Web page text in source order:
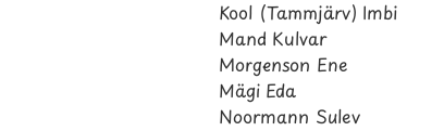
Kool (Tammjärv) Imbi
Mand Kulvar
Morgenson Ene
Mägi Eda
Noormann Sulev